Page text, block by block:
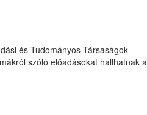
és Tudományos Társaságok
szóló előadásokat hallhatnak a